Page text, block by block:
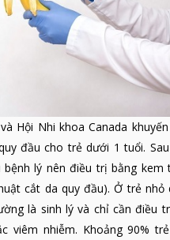
Hội Nhi khoa Canada
đầu cho trẻ dưới 1 tuổi.
lý nên điều trị bằng kem
cắt da quy đầu). Ở trẻ nhỏ
là sinh lý và chỉ cần điều
viêm nhiễm. Khoảng 90%